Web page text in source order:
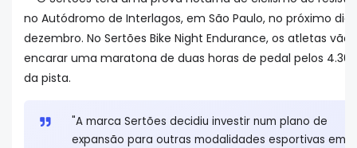
no Autódromo de Interlagos, em São Paulo, no próximo dia
dezembro. No Sertões Bike Night Endurance, os atletas vão
encarar uma maratona de duas horas de pedal pelos
da pista.
"A marca Sertões decidiu investir num plano de
expansão para outras modalidades esportivas em